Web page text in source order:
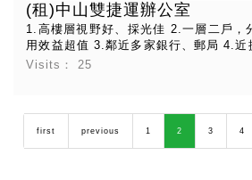
(租)中山雙捷運辦公室
1.高樓層視野好、採光佳 2.一層二戶，
用效益超值 3.鄰近多家銀行、郵局 4.近
站、公車台泥大樓站，交通超便利 此物
Visits： 25
first previous 1 2 3 4